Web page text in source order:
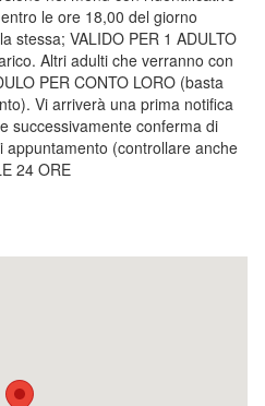
entro le ore 18,00 del giorno
stessa; VALIDO PER 1 ADULTO
Altri adulti che verranno con
PER CONTO LORO (basta
Vi arriverà una prima notifica
successivamente conferma di
appuntamento (controllare anche
24 ORE